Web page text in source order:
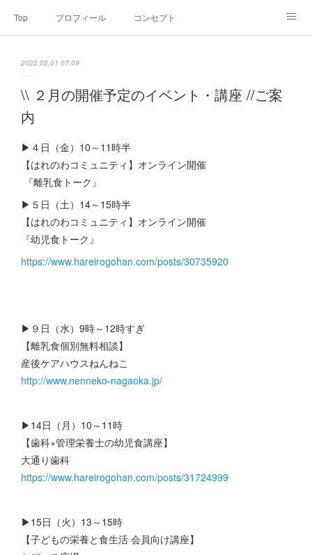
Top プロフィール コンセプト
SNS
2022.02.01 07:09
\\ ２月の開催予定のイベント・講座 //ご案
内
▶４日（金）10～11時半
【はれのわコミュニティ】オンライン開催
『離乳食トーク』
▶５日（土）14～15時半
【はれのわコミュニティ】オンライン開催
『幼児食トーク』
https://www.hareirogohan.com/posts/30735920
▶９日（水）9時～12時すぎ
【離乳食個別無料相談】
産後ケアハウスねんねこ
http://www.nenneko-nagaoka.jp/
▶14日（月）10～11時
【歯科×管理栄養士の幼児食講座】
大通り歯科
https://www.hareirogohan.com/posts/31724999
▶15日（火）13～15時
【子どもの栄養と食生活 会員向け講座】